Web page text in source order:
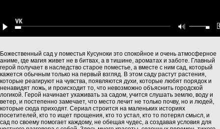
Божественный сад у поместья Кусуноки это спокойное и очень атмосферное
аниме, где магия живет не в битвах, а в тишине, ароматах и заботе. Главный
герой получает в наследство старое поместье, а вместе с ним сад, который
кажется обычным только на первый взгляд. В этом саду растут растения,
которые реагируют на чувства, появляются духи, которые любят порядок и
ненавидят ложь, и происходит то, что невозможно объяснить городской
логикой. Герой начинает ухаживать за садом, учится слушать землю, воду и
ветер, и постепенно замечает, что место лечит не только почву, но и людей,
которые сюда приходят. Сериал строится на маленьких историях
посетителей, кто то ищет прощения, кто то устал, кто то потерял смысл, и
сад по своему помогает каждому, не обещая чудес, а создавая условия для